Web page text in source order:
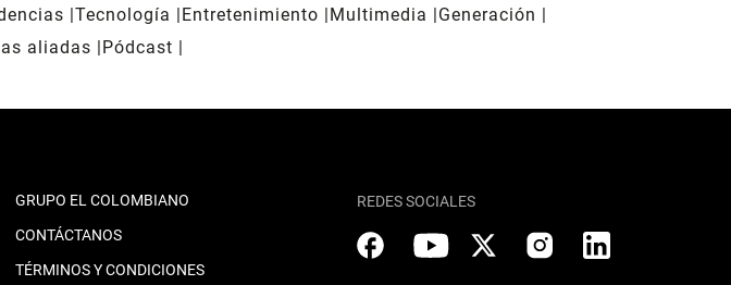
Tecnología Entretenimiento Multimedia
Generación
aliadas
Pódcast
GRUPO EL COLOMBIANO
CONTÁCTANOS
TÉRMINOS Y CONDICIONES
REDES SOCIALES